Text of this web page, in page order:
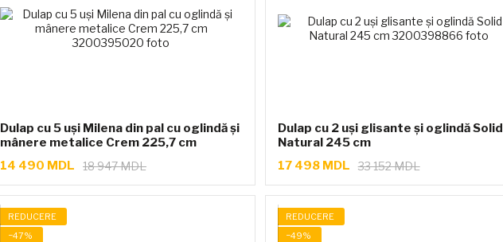
Dulap cu 5 uși Milena din pal cu oglindă și
mânere metalice Crem 225,7 cm
18 947 MDL
14 490 MDL
Dulap cu 2 uși glisante și oglindă Solid
Natural 245 cm
33 152 MDL
17 498 MDL
REDUCERE
−47%
REDUCERE
−49%